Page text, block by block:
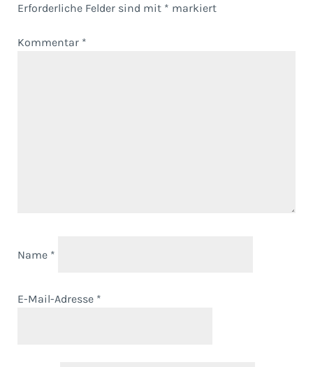
Erforderliche Felder sind mit * markiert
Kommentar *
Name *
E-Mail-Adresse *